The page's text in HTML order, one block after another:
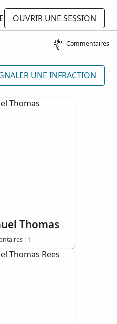
OUVRIR UNE SESSION
Commentaires
UNE INFRACTION
Thomas
: 1